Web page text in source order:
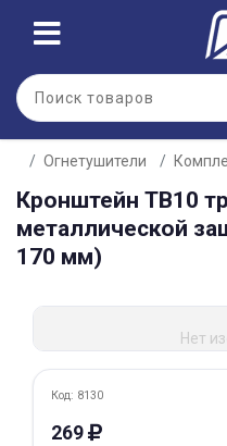
Огнетушители
Кронштейн ТВ10
металлической
170 мм)
Нет
Код: 8130
269
Для клиентов всех банков
Разбейте
оплатуна
без переплат
График платежей
Сегодня
25%